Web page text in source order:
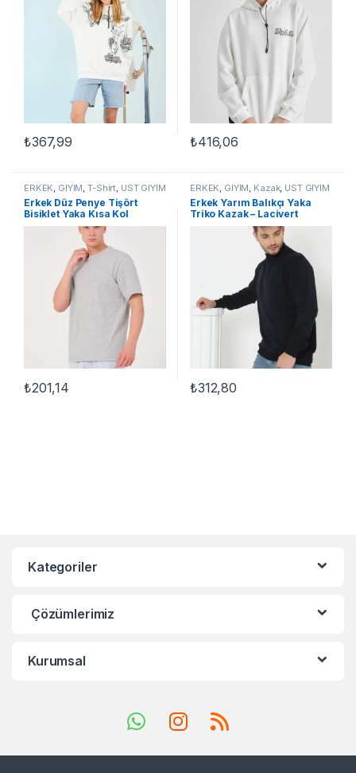
₺367,99
Bu ürünün birden fazla varyasyonu var. Seçenekler ürün
₺416,06
Bu ürünün birden fazla
ERKEK, GİYİM,T-Shirt, ÜST GİYİM
Erkek Düz Penye Tişört
Bisiklet Yaka Kısa Kol
Regular Fit T-Shirt – Gri
₺201,14
Bu ürünün birden fazla varyasyonu var. Seçenekler ürün
ERKEK, GİYİM, Kazak, ÜST GİYİM
Erkek Yarım Balıkçı Yaka
Triko Kazak – Lacivert
₺312,80
Bu ürünün birden fazla
Kategoriler
Çözümlerimiz
Kurumsal